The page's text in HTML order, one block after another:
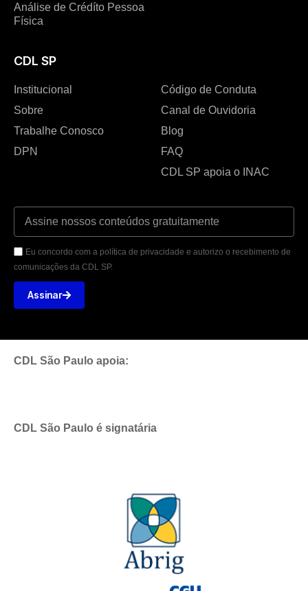
Análise de Crédíto Pessoa
Física
CDL SP
Institucional
Sobre
Trabalhe Conosco
DPN
Código de Conduta
Canal de Ouvidoria
Blog
FAQ
CDL SP apoia o INAC
Eu concordo com a política de privacidade e autorizo o recebimento de
comunicações da CDL SP.
Assinar
CDL São Paulo apoia:
CDL São Paulo é signatária